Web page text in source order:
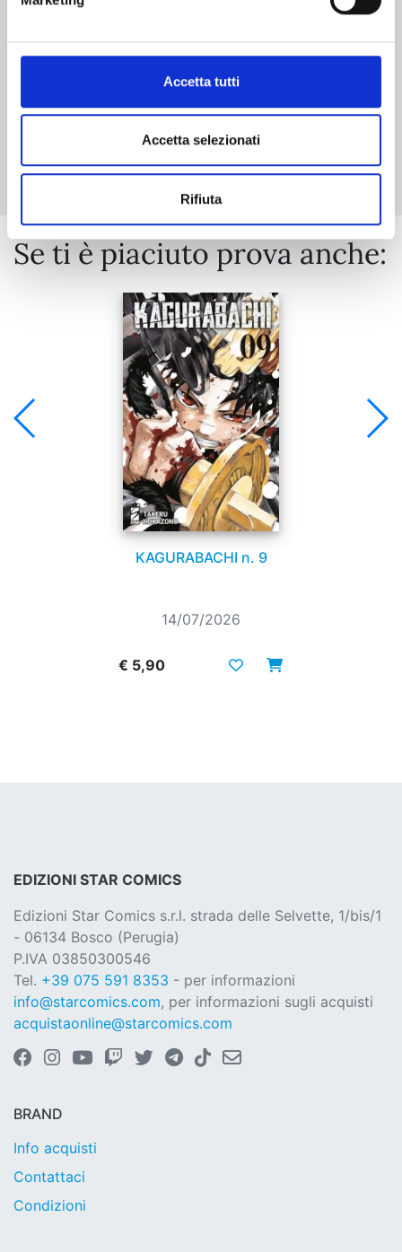
Accetta tutti
Accetta selezionati
Rifiuta
Mostra tutto
Se ti è piaciuto prova anche:
KAGURABACHI n. 9
14/07/2026
€ 5,90
EDIZIONI STAR COMICS
Edizioni Star Comics s.r.l. strada delle Selvette, 1/bis/1
- 06134 Bosco (Perugia)
P.IVA 03850300546
Tel. +39 075 591 8353 - per informazioni
info@starcomics.com, per informazioni sugli acquisti
acquistaonline@starcomics.com
BRAND
Info acquisti
Contattaci
Condizioni